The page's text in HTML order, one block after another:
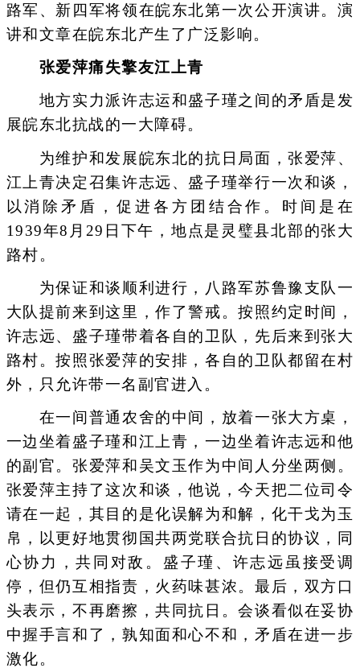
路军、新四军将领在皖东北第一次公开演讲。演
讲和文章在皖东北产生了广泛影响。
张爱萍痛失擎友江上青
地方实力派许志运和盛子瑾之间的矛盾是发
展皖东北抗战的一大障碍。
为维护和发展皖东北的抗日局面，张爱萍、
江上青决定召集许志远、盛子瑾举行一次和谈，
以消除矛盾，促进各方团结合作。时间是在
1939年8月29日下午，地点是灵璧县北部的张大
路村。
为保证和谈顺利进行，八路军苏鲁豫支队一
大队提前来到这里，作了警戒。按照约定时间，
许志远、盛子瑾带着各自的卫队，先后来到张大
路村。按照张爱萍的安排，各自的卫队都留在村
外，只允许带一名副官进入。
在一间普通农舍的中间，放着一张大方桌，
一边坐着盛子瑾和江上青，一边坐着许志远和他
的副官。张爱萍和吴文玉作为中间人分坐两侧。
张爱萍主持了这次和谈，他说，今天把二位司令
请在一起，其目的是化误解为和解，化干戈为玉
帛，以更好地贯彻国共两党联合抗日的协议，同
心协力，共同对敌。盛子瑾、许志远虽接受调
停，但仍互相指责，火药味甚浓。最后，双方口
头表示，不再磨擦，共同抗日。会谈看似在妥协
中握手言和了，孰知面和心不和，矛盾在进一步
激化。